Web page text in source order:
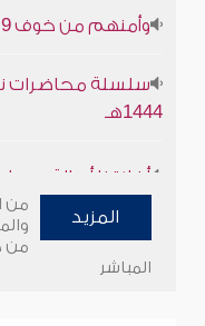
1444هـ
وأمنهم من خوف 9
سلسلة محاضرات
المزيد
من
من
المباشر